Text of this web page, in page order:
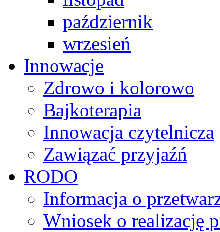
październik
wrzesień
Innowacje
Zdrowo i kolorowo
Bajkoterapia
Innowacja czytelnicza
Zawiązać przyjaźń
RODO
Informacja o
Wniosek o realizację